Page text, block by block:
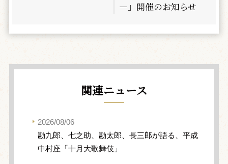
―」開催のお知らせ
関連ニュース
2026/08/06
勘九郎、七之助、勘太郎、長三郎が語る、平成
中村座「十月大歌舞伎」